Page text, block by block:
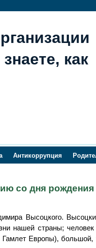
как
Антикоррупция
со дня
Высоцкого.
нашей страны;
Европы), большой,